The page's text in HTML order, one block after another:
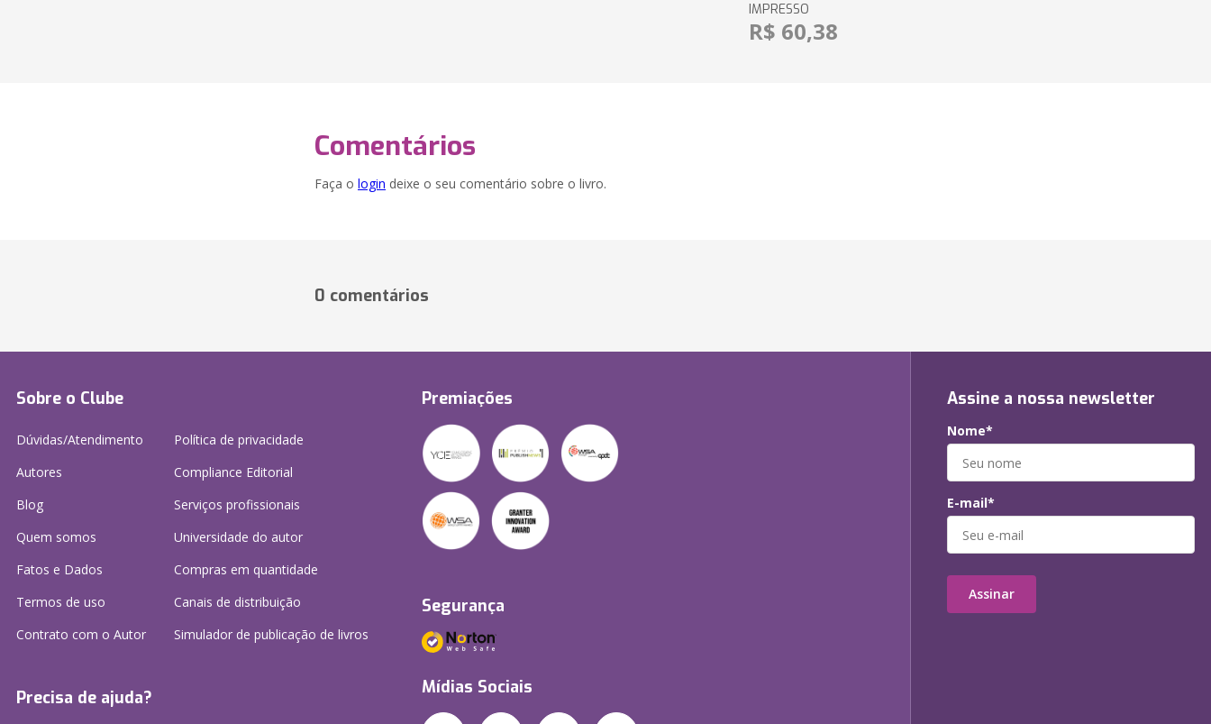
IMPRESSO
R$ 60,38
Comentários
Faça o login deixe o seu comentário sobre o livro.
0 comentários
Sobre o Clube
Dúvidas/Atendimento
Autores
Blog
Quem somos
Fatos e Dados
Termos de uso
Contrato com o Autor
Política de privacidade
Compliance Editorial
Serviços profissionais
Universidade do autor
Compras em quantidade
Canais de distribuição
Simulador de publicação de livros
Precisa de ajuda?
Premiações
Segurança
Mídias Sociais
Assine a nossa newsletter
Nome*
E-mail*
Assinar